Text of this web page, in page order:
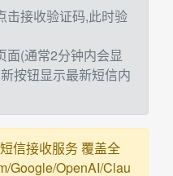
击接收验证码,此时验
面(通常2分钟内会显
按钮显示最新短信内
信接收服务 覆盖全
Google/OpenAI/Clau